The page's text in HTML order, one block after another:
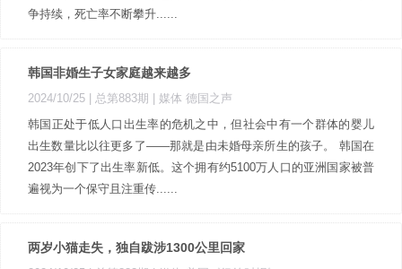
争持续，死亡率不断攀升......
韩国非婚生子女家庭越来越多
2024/10/25 | 总第883期
| 媒体 德国之声
韩国正处于低人口出生率的危机之中，但社会中有一个群体的婴儿
出生数量比以往更多了——那就是由未婚母亲所生的孩子。 韩国在
2023年创下了出生率新低。这个拥有约5100万人口的亚洲国家被普
遍视为一个保守且注重传......
两岁小猫走失，独自跋涉1300公里回家